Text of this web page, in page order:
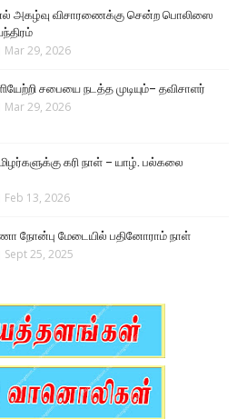
அகழ்வு விசாரணைக்கு சென்ற பொலிஸை
Mar 29, 2026
சபையை நடத்த முடியும்– தவிசாளர்
Mar 29, 2026
கரி நாள் – யாழ். பல்கலை
Feb 13, 2026
நோன்பு மேடையில் பதினோராம் நாள்
Sept 25, 2025